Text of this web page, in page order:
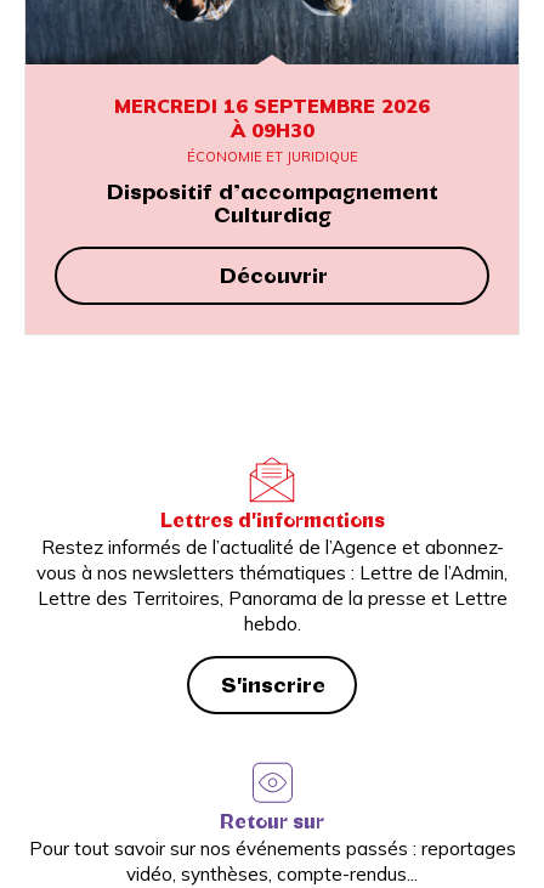
MERCREDI 16 SEPTEMBRE 2026
À 09H30
ÉCONOMIE ET JURIDIQUE
Dispositif d’accompagnement
Culturdiag
Découvrir
Lettres d'informations
Restez informés de l’actualité de l’Agence et abonnez-
vous à nos newsletters thématiques : Lettre de l’Admin,
Lettre des Territoires, Panorama de la presse et Lettre
hebdo.
S'inscrire
Retour sur
Pour tout savoir sur nos événements passés : reportages
vidéo, synthèses, compte-rendus...